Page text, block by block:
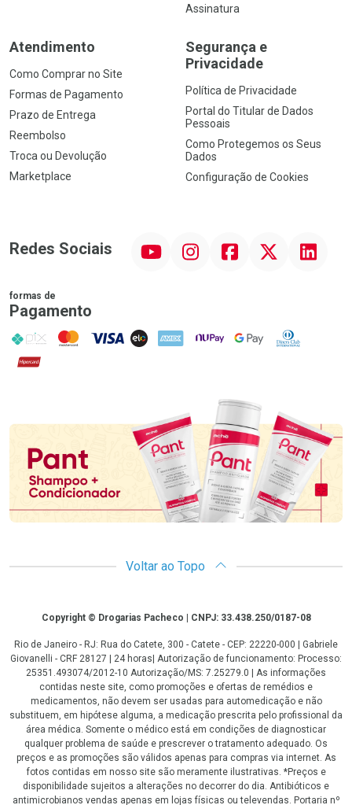
Assinatura
Atendimento
Como Comprar no Site
Formas de Pagamento
Prazo de Entrega
Reembolso
Troca ou Devolução
Marketplace
Segurança e
Privacidade
Política de Privacidade
Portal do Titular de Dados
Pessoais
Como Protegemos os Seus
Dados
Configuração de Cookies
Redes Sociais InstagramFacebookTwitter Linkedin
formas de
Pagamento
PIX MasterCard
VISA ELO AMEX NuPay Google PayDiners Club
Hipercard
Promoção em Destaque
Voltar ao Topo
CopyrightCopyright © Drogarias Pacheco | CNPJ: 33.438.250/0187-08
Rio de Janeiro - RJ: Rua do Catete, 300 - Catete - CEP: 22220-000 | Gabriele
Giovanelli - CRF 28127 | 24 horas| Autorização de funcionamento: Processo:
25351.493074/2012-10 Autorização/MS: 7.25279.0 | As informações
contidas neste site, como promoções e ofertas de remédios e
medicamentos, não devem ser usadas para automedicação e não
substituem, em hipótese alguma, a medicação prescrita pelo profissional da
área médica. Somente o médico está em condições de diagnosticar
qualquer problema de saúde e prescrever o tratamento adequado. Os
preços e as promoções são válidos apenas para compras via internet. As
fotos contidas em nosso site são meramente ilustrativas. *Preços e
disponibilidade sujeitos a alterações no decorrer do dia. Antibióticos e
antimicrobianos vendas apenas em lojas físicas ou televendas. Portaria nº